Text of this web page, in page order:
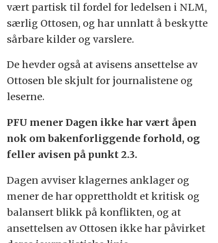
vært partisk til fordel for ledelsen i NLM,
særlig Ottosen, og har unnlatt å beskytte
sårbare kilder og varslere.
De hevder også at avisens ansettelse av
Ottosen ble skjult for journalistene og
leserne.
PFU mener Dagen ikke har vært åpen
nok om bakenforliggende forhold, og
feller avisen på punkt 2.3.
Dagen avviser klagernes anklager og
mener de har opprettholdt et kritisk og
balansert blikk på konflikten, og at
ansettelsen av Ottosen ikke har påvirket